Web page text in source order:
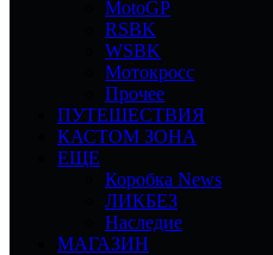
MotoGP
RSBK
WSBK
Мотокросс
Прочее
ПУТЕШЕСТВИЯ
КАСТОМ ЗОНА
ЕЩЕ
Коробка News
ЛИКБЕЗ
Наследие
МАГАЗИН